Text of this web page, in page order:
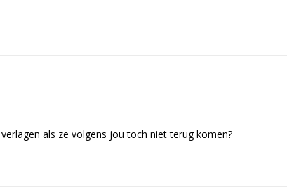
als ze volgens jou toch niet terug komen?